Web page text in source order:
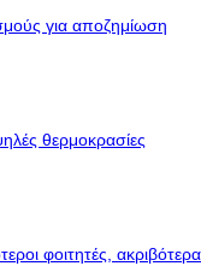
για αποζημίωση
θερμοκρασίες
φοιτητές, ακριβότερα